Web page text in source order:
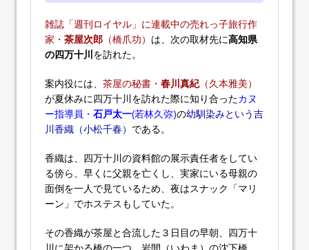
雑誌「週刊ロイヤル」に連載中の売れっ子旅行作
家・ 茶屋次郎 （橋爪功） は、次の取材先に高知県
の四万十川を訪れた。
案内役には、 茶屋の秘書・ 春川真紀（久本雅美）
が夏休みに四万十川を訪れた際に知り合ったカヌ
ー指導員・ 石戸太一(若林久弥)の幼馴染みという吉
川香織（小松千春） である。
香織は、四万十川の資料館の展示責任者をしてい
る傍ら、早くに父親を亡くし、実家にいる母親の
面倒を一人で見ているため、夜はスナック「マリ
ーン」でホステスもしていた。
その香織が茶屋と合流した３日目の早朝、四万十
川に架かる橋の一つ、岩間（いわま）の沈下橋